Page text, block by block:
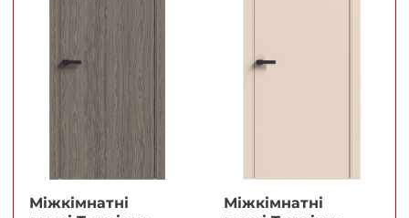
Міжкімнатні
Міжкімнатні